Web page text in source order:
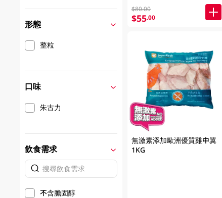
形態
整粒
口味
朱古力
飲食需求
不含膽固醇
$80.00
$55.00
無激素添加歐洲優質雞中翼
1KG